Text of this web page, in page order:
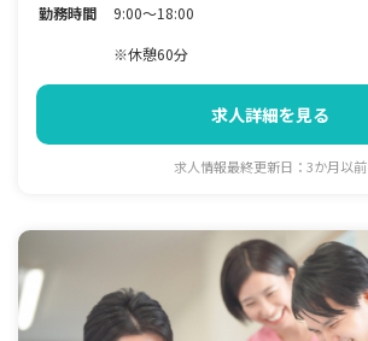
勤務時間
9:00～18:00
※休憩60分
求人詳細を見る
求人情報最終更新日：3か月以前